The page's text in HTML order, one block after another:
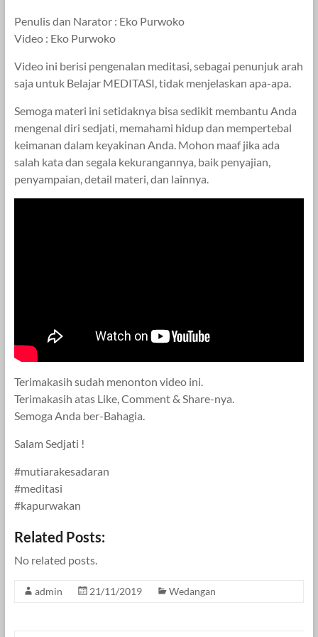
Penulis dan Narator : Eko Purwoko
Video : Eko Purwoko
Video ini berisi pengenalan meditasi, sebagai penunjuk arah
saja untuk Belajar MEDITASI, tidak menjelaskan apa-apa.
Semoga materi ini setidaknya bisa sedikit membantu Anda
mengenal diri sedjati, memahami hidup dan mempertebal
keimanan dalam keyakinan Anda. Mohon maaf jika ada
salah kata dan segala kekurangannya, baik penyajian,
penyampaian, detail materi, dan lainnya.
Terimakasih sudah menonton video ini.
Terimakasih atas Like, Comment & Share-nya.
Semoga Anda ber-Bahagia.
Salam Sedjati !
#mutiarakesadaran
#meditasi
#kapurwakan
Related Posts:
No related posts.
admin 21/11/2019 Wedangan